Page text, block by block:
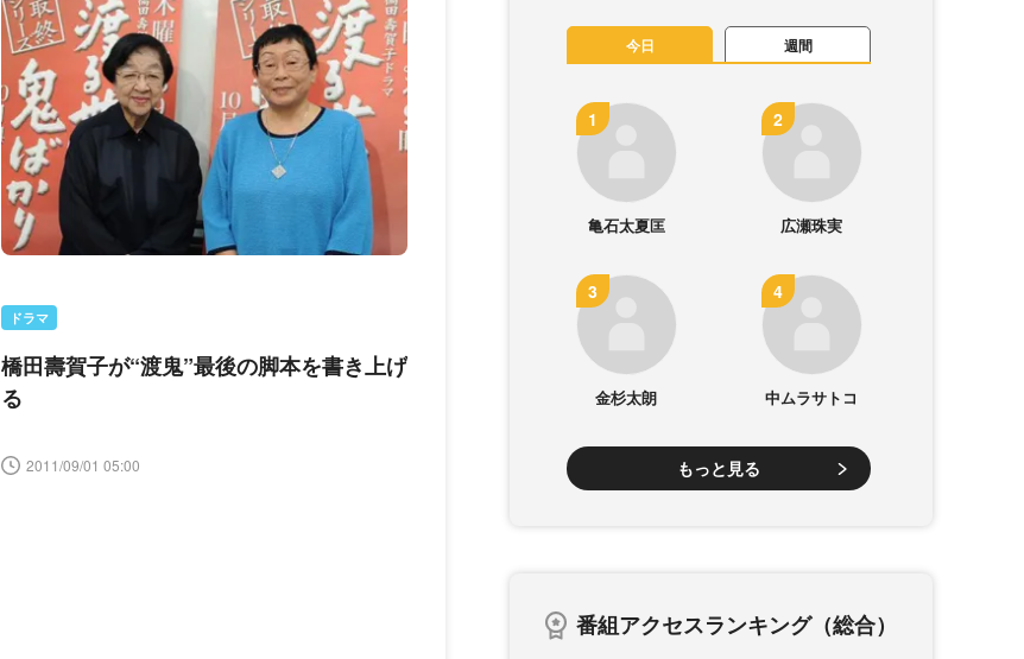
ドラマ
橋田壽賀子が“渡鬼”最後の脚本を書き上げ
る
2011/09/01 05:00
今日 週間
亀石太夏匡 広瀬珠実
金杉太朗 中ムラサトコ
もっと見る
番組アクセスランキング（総合）